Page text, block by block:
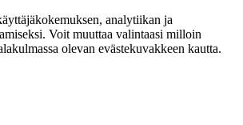
analytiikan ja
Voit muuttaa valintaasi milloin
olevan evästekuvakkeen kautta.